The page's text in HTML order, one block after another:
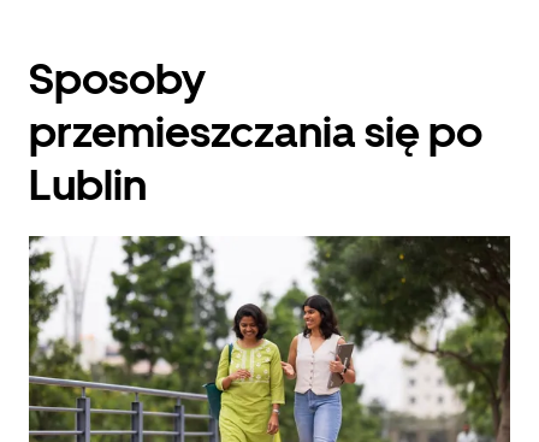
do
kalendarza
datę.
Naciśnij
klawisz
„Escape”,
zamknąć
kalendarz.
Sposoby
przemieszczania się po
Lublin